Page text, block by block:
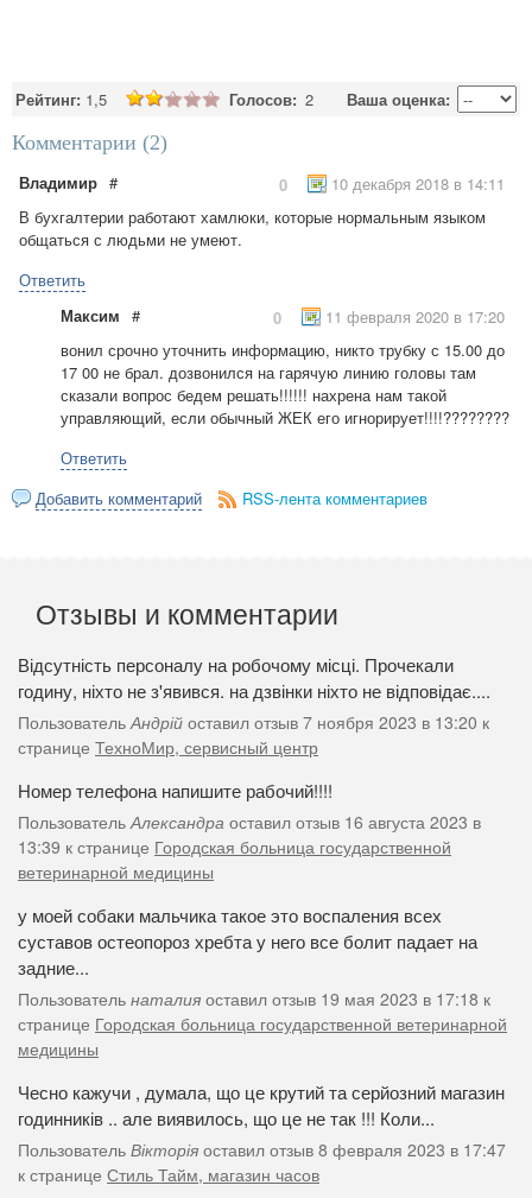
Рейтинг: 1,5 Голосов: 2 Ваша оценка:
Комментарии (2)
Владимир # 10 декабря 2018 в 14:11
0
В бухгалтерии работают хамлюки, которые нормальным языком
общаться с людьми не умеют.
Ответить
Максим # 11 февраля 2020 в 17:20
0
вонил срочно уточнить информацию, никто трубку с 15.00 до
17 00 не брал. дозвонился на гарячую линию головы там
сказали вопрос бедем решать!!!!!! нахрена нам такой
управляющий, если обычный ЖЕК его игнорирует!!!!????????
Ответить
Добавить комментарий
RSS-лента комментариев
Отзывы и комментарии
Відсутність персоналу на робочому місці. Прочекали
годину, ніхто не з'явився. на дзвінки ніхто не відповідає....
Пользователь Андрій оставил отзыв 7 ноября 2023 в 13:20 к
странице ТехноМир, сервисный центр
Номер телефона напишите рабочий!!!!
Пользователь Александра оставил отзыв 16 августа 2023 в
13:39 к странице Городская больница государственной
ветеринарной медицины
у моей собаки мальчика такое это воспаления всех
суставов остеопороз хребта у него все болит падает на
задние...
Пользователь наталия оставил отзыв 19 мая 2023 в 17:18 к
странице Городская больница государственной ветеринарной
медицины
Чесно кажучи , думала, що це крутий та серйозний магазин
годинників .. але виявилось, що це не так !!! Коли...
Пользователь Вікторія оставил отзыв 8 февраля 2023 в 17:47
к странице Стиль Тайм, магазин часов